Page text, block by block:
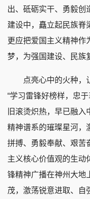
出、砥砺实干、勇毅创
建设中，矗立起民族脊
更应把爱国主义精神作
梦，为强国建设、民族
点亮心中的火种，让
“学习雷锋好榜样，忠
旧滚烫炽热，早已融
精神谱系的璀璨星河，
拼搏、勇毅奉献、艰苦
主义核心价值观的生动
锋精神广播在神州大地
茂，激荡锐意进取、自